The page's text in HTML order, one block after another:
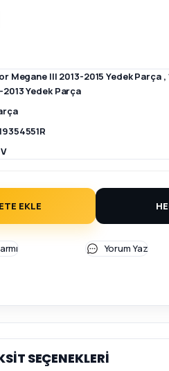
Megane III 2013-2015 Yedek Parça ,
Yedek Parça
EKLE
Yorum Yaz
SEÇENEKLERİ